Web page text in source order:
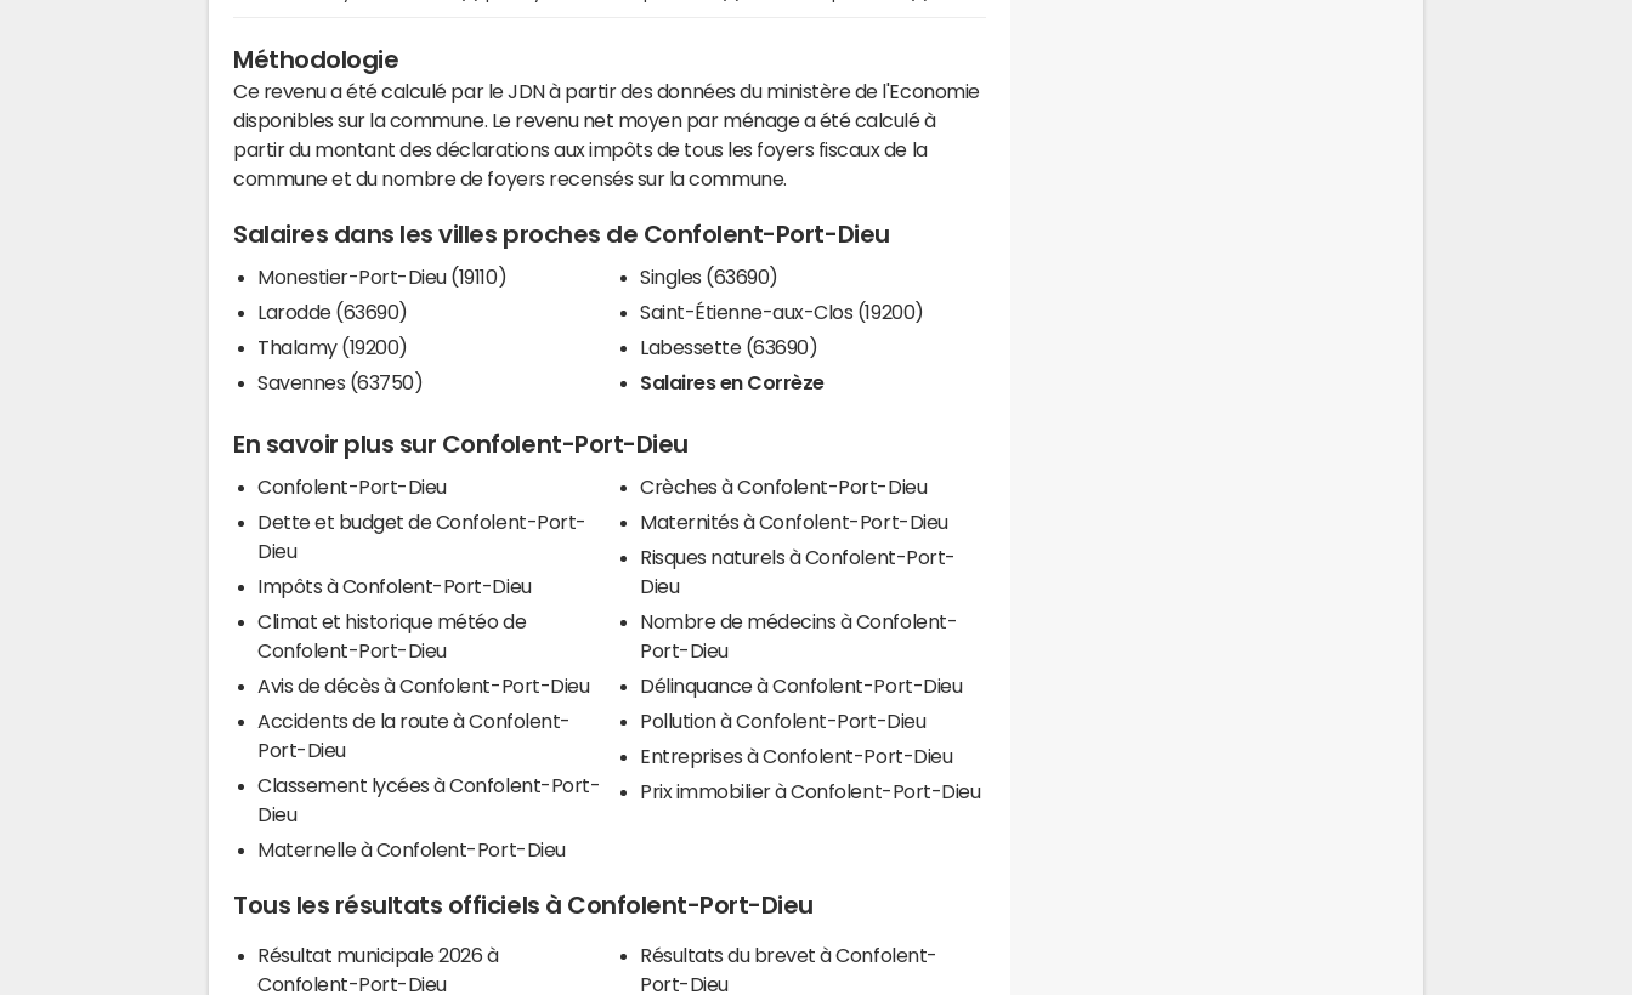
Méthodologie
Ce revenu a été calculé par le JDN à partir des données du ministère de l'Economie
disponibles sur la commune. Le revenu net moyen par ménage a été calculé à
partir du montant des déclarations aux impôts de tous les foyers fiscaux de la
commune et du nombre de foyers recensés sur la commune.
Salaires dans les villes proches de Confolent-Port-Dieu
Monestier-Port-Dieu (19110)
Larodde (63690)
Thalamy (19200)
Savennes (63750)
Singles (63690)
Saint-Étienne-aux-Clos (19200)
Labessette (63690)
Salaires en Corrèze
En savoir plus sur Confolent-Port-Dieu
Confolent-Port-Dieu
Dette et budget de Confolent-Port-
Dieu
Impôts à Confolent-Port-Dieu
Climat et historique météo de
Confolent-Port-Dieu
Avis de décès à Confolent-Port-Dieu
Accidents de la route à Confolent-
Port-Dieu
Classement lycées à Confolent-Port-
Dieu
Maternelle à Confolent-Port-Dieu
Crèches à Confolent-Port-Dieu
Maternités à Confolent-Port-Dieu
Risques naturels à Confolent-Port-
Dieu
Nombre de médecins à Confolent-
Port-Dieu
Délinquance à Confolent-Port-Dieu
Pollution à Confolent-Port-Dieu
Entreprises à Confolent-Port-Dieu
Prix immobilier à Confolent-Port-Dieu
Tous les résultats officiels à Confolent-Port-Dieu
Résultat municipale 2026 à
Confolent-Port-Dieu
Résultats du brevet à Confolent-
Port-Dieu